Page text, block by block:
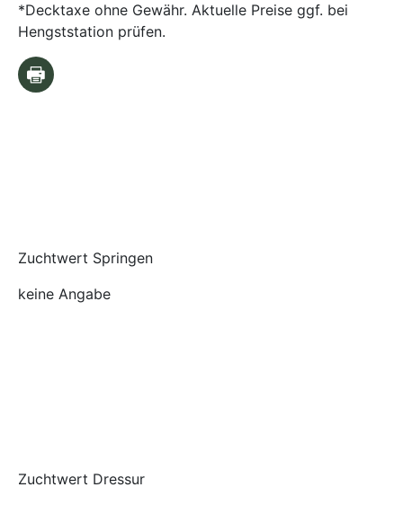
*Decktaxe ohne Gewähr. Aktuelle Preise ggf. bei
Hengststation prüfen.
Zuchtwert Springen
keine Angabe
Zuchtwert Dressur